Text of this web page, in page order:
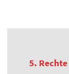
5.